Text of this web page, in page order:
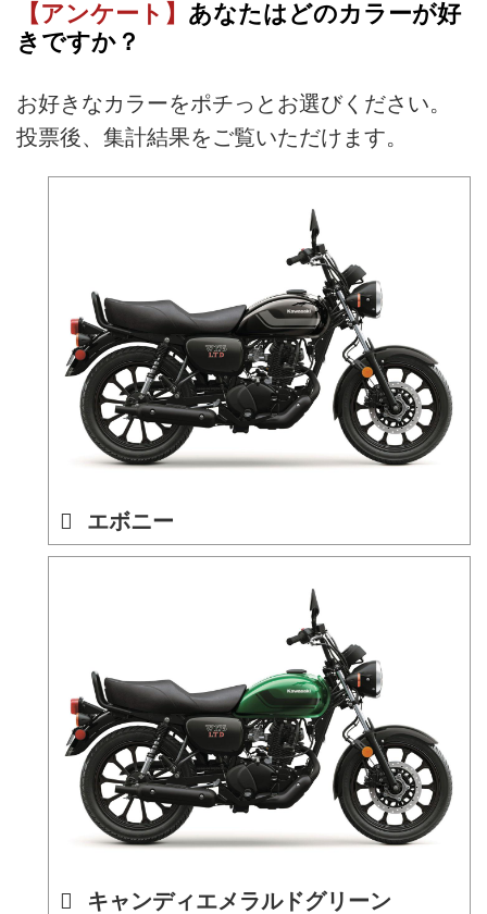
【アンケート】 あなたはどのカラーが好
きですか？
お好きなカラーをポチっとお選びください。
投票後、集計結果をご覧いただけます。
エボニー
キャンディエメラルドグリーン